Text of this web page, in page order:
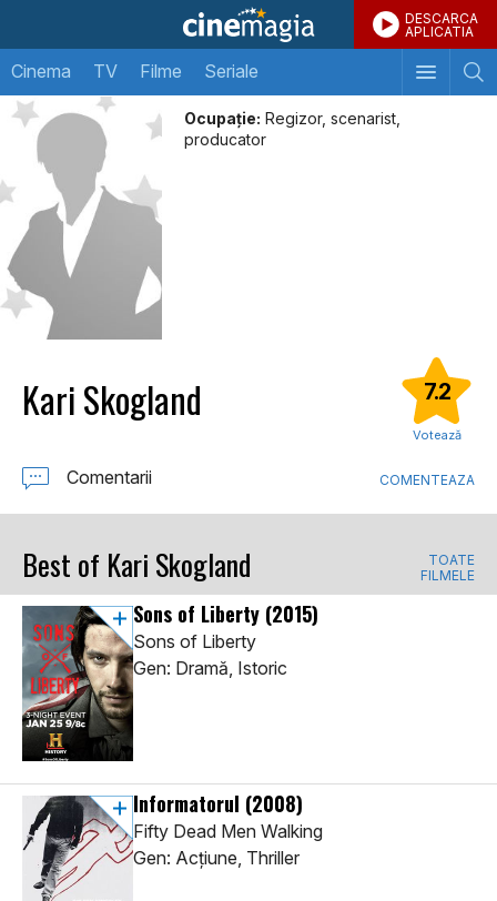
DESCARCA
APLICATIA
Cinema TV Filme Seriale
Ocupație: Regizor, scenarist,
producator
Kari Skogland 7.2
Votează
Comentarii COMENTEAZA
Best of Kari Skogland
TOATE
FILMELE
Sons of Liberty (2015)
Sons of Liberty
Gen: Dramă, Istoric
Informatorul (2008)
Fifty Dead Men Walking
Gen: Acţiune, Thriller